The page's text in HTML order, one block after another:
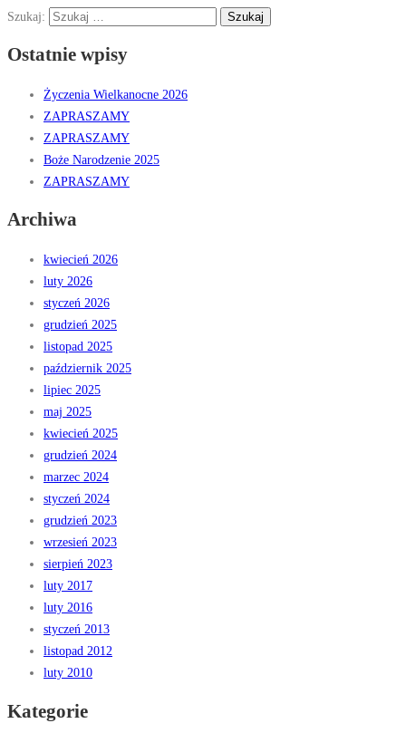
Szukaj:
Ostatnie wpisy
Życzenia Wielkanocne 2026
ZAPRASZAMY
ZAPRASZAMY
Boże Narodzenie 2025
ZAPRASZAMY
Archiwa
kwiecień 2026
luty 2026
styczeń 2026
grudzień 2025
listopad 2025
październik 2025
lipiec 2025
maj 2025
kwiecień 2025
grudzień 2024
marzec 2024
styczeń 2024
grudzień 2023
wrzesień 2023
sierpień 2023
luty 2017
luty 2016
styczeń 2013
listopad 2012
luty 2010
Kategorie